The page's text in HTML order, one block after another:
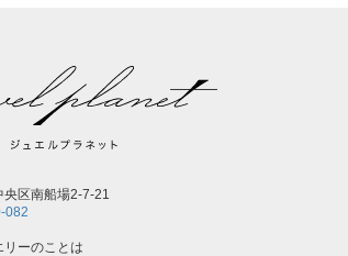
央区南船場2-7-21
082
ーのことは